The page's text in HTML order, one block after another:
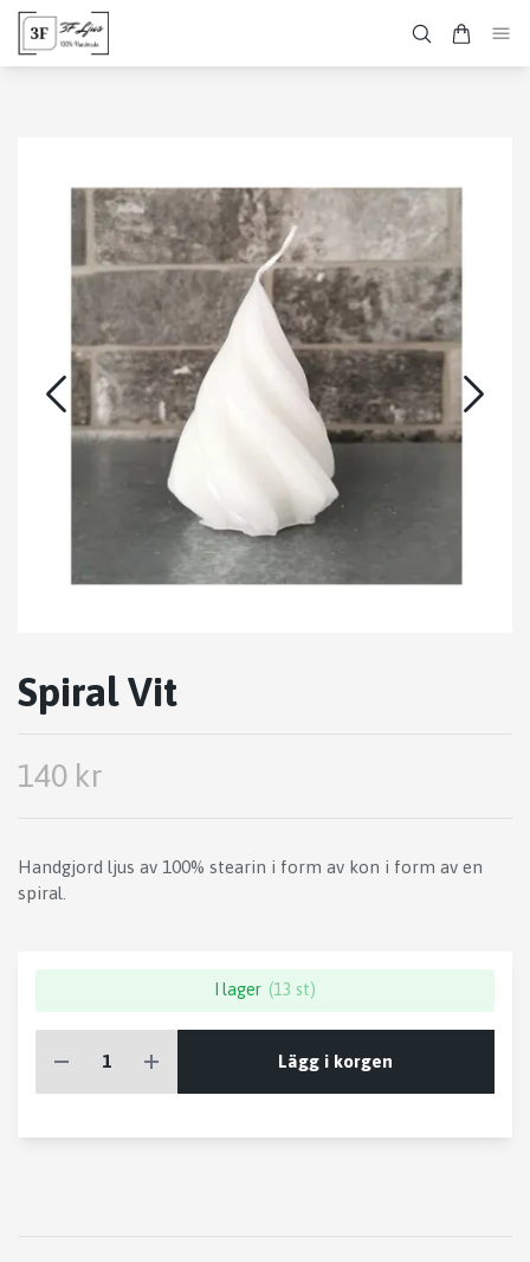
Spiral Vit
140 kr
Handgjord ljus av 100% stearin i form av kon i form av en
spiral.
I lager (13 st)
Lägg i korgen